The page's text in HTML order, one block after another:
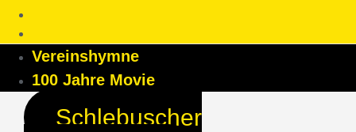
Vereinshymne
100 Jahre Movie
Schlebuscher